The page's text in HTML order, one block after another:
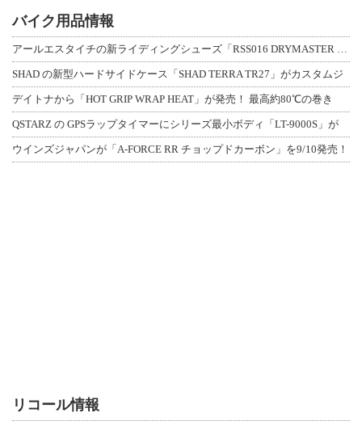
バイク用品情報
SHAD の新型ハードサイドケース「SHAD TERRA TR27」がカスタムジ
デイトナから「HOT GRIP WRAP HEAT」が発売！ 最高約80℃の巻き
QSTARZ の GPSラップタイマーにシリーズ最小ボディ「LT-9000S」が
ウインズジャパンが「A-FORCE RR チョップドカーボン」を9/10発売！
リコール情報